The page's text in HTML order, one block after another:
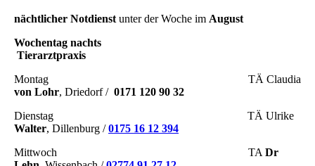
nächtlicher Notdienst unter der Woche im August
Wochentag nachts
Tierarztpraxis
Montag TÄ Claudia
von Lohr, Driedorf / 0171 120 90 32
Dienstag TÄ Ulrike
Walter, Dillenburg /0175 16 12 394
Mittwoch TA Dr